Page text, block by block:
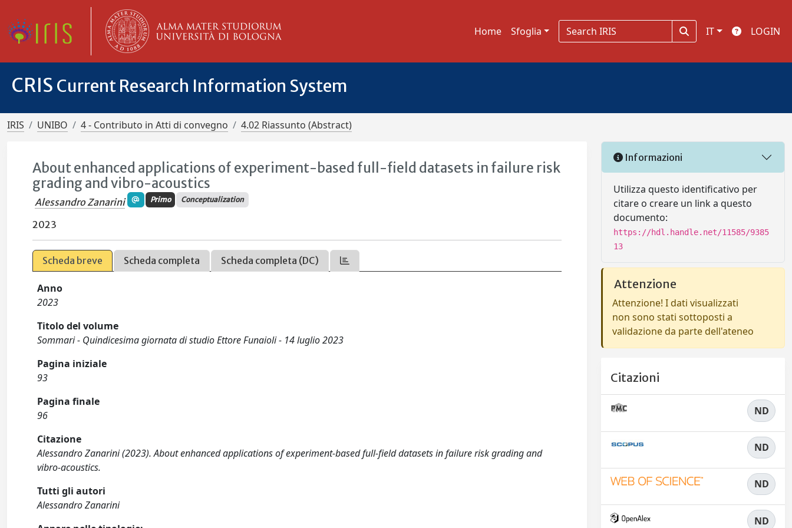
Home Sfoglia IT LOGIN
CRIS Current Research Information System
IRIS UNIBO 4 - Contributo in Atti di convegno 4.02 Riassunto (Abstract)
About enhanced applications of experiment-based full-field datasets in failure risk
grading and vibro-acoustics
Alessandro Zanarini Primo Conceptualization
2023
Scheda breve Scheda completa Scheda completa (DC)
Anno
2023
Titolo del volume
Sommari - Quindicesima giornata di studio Ettore Funaioli - 14 luglio 2023
Pagina iniziale
93
Pagina finale
96
Citazione
Alessandro Zanarini (2023). About enhanced applications of experiment-based full-field datasets in failure risk grading and
vibro-acoustics.
Tutti gli autori
Alessandro Zanarini
Informazioni
Utilizza questo identificativo per
citare o creare un link a questo
documento:
https://hdl.handle.net/11585/9385
13
Attenzione
Attenzione! I dati visualizzati
non sono stati sottoposti a
validazione da parte dell'ateneo
Citazioni
ND
ND
ND
ND